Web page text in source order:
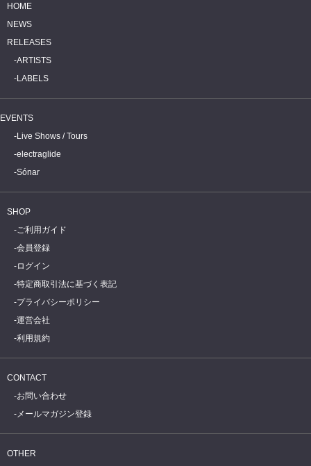
HOME
NEWS
RELEASES
ARTISTS
LABELS
EVENTS
Live Shows / Tours
electraglide
Sónar
SHOP
ご利用ガイド
会員登録
ログイン
特定商取引法に基づく表記
プライバシーポリシー
運営会社
利用規約
CONTACT
お問い合わせ
メールマガジン登録
OTHER